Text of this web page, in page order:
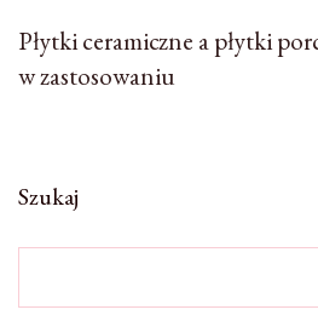
Płytki ceramiczne a płytki
w zastosowaniu
Szukaj